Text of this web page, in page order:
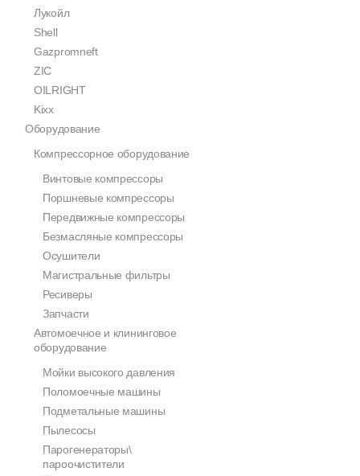
Лукойл
Shell
Gazpromneft
ZIC
OILRIGHT
Kixx
Оборудование
Компрессорное оборудование
Винтовые компрессоры
Поршневые компрессоры
Передвижные компрессоры
Безмасляные компрессоры
Осушители
Магистральные фильтры
Ресиверы
Запчасти
Автомоечное и клининговое
оборудование
Мойки высокого давления
Поломоечные машины
Подметальные машины
Пылесосы
Парогенераторы\
пароочистители